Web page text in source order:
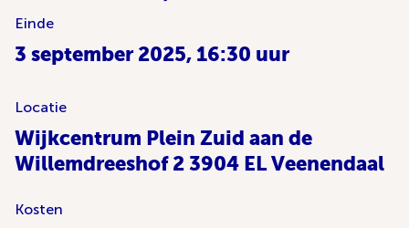
Einde
3 september 2025, 16:30 uur
Locatie
Wijkcentrum Plein Zuid aan de
Willemdreeshof 2 3904 EL Veenendaal
Kosten